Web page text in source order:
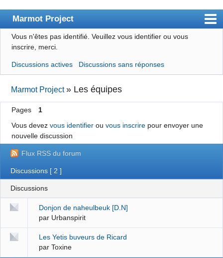
Marmot Project
Le site
Index
Liste des membres
Recherche
Inscription
S'identifier
Vous n'êtes pas identifié. Veuillez vous identifier ou vous
inscrire, merci.
Discussions actives Discussions sans réponses
Marmot Project » Les équipes
Pages
1
Vous devez vous identifierou vous inscrirepour envoyer une
nouvelle discussion
Flux RSS du forum
Discussions [ 2 ]
Discussions
Donjon de naheulbeuk [D.N]
par Urbanspirit
Les Yetis buveurs de Ricard
par Toxine